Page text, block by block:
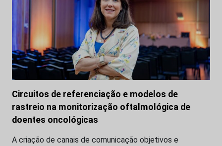
Circuitos de referenciação e modelos de
rastreio na monitorização oftalmológica de
doentes oncológicas
A criação de canais de comunicação objetivos e